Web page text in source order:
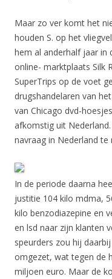
Maar zo ver komt het
houden S. op het
hem al anderhalf jaar in
online- marktplaats Silk
SuperTrips op de voet
drugshandelaren van
van Chicago dvd-
afkomstig uit
navraag in Nederland te
In de periode daarna
justitie 104 kilo mdma,
kilo benzodiazepine en
en lsd naar zijn klanten
speurders zou hij
omgezet, wat tegen de
miljoen euro. Maar de